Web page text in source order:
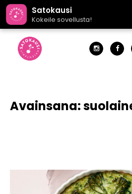
Satokausi
Kokeile sovellusta!
Avainsana: